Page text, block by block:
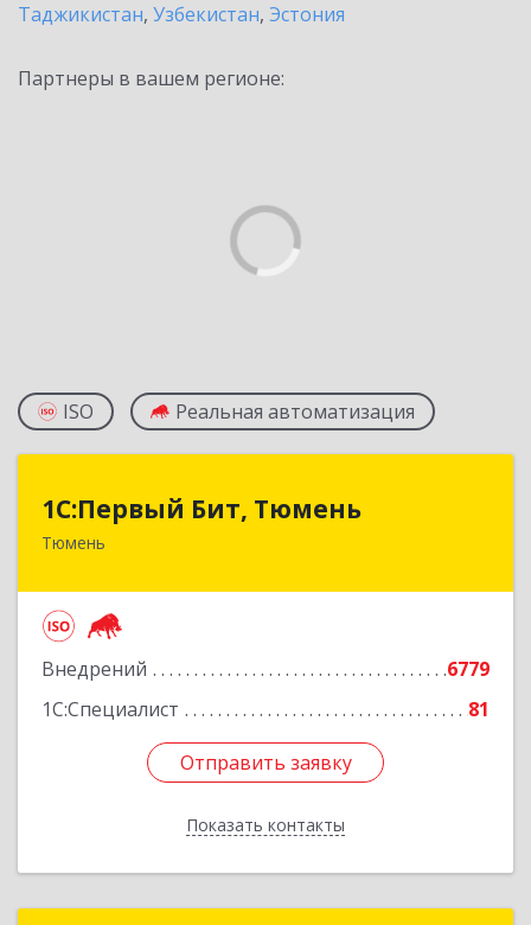
Таджикистан, Узбекистан, Эстония
Партнеры в вашем регионе:
ISO Реальная автоматизация
1С:Первый Бит, Тюмень
Тюмень
Внедрений
6779
1С:Специалист
81
Отправить заявку
Показать контакты
1С:Первый Бит, Тюмень
625000, Тюменская обл, Тюмень г, Республики
Отправить заявку
Назад